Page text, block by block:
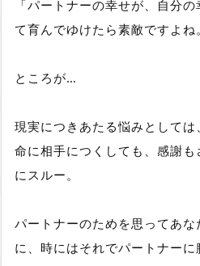
「パートナーの幸せが、自分
て育んでゆけたら素敵ですよね。
ところが…
現実につきあたる悩みとして
命に相手につくしても、感謝も
にスルー。
パートナーのためを思ってあ
に、時にはそれでパートナー